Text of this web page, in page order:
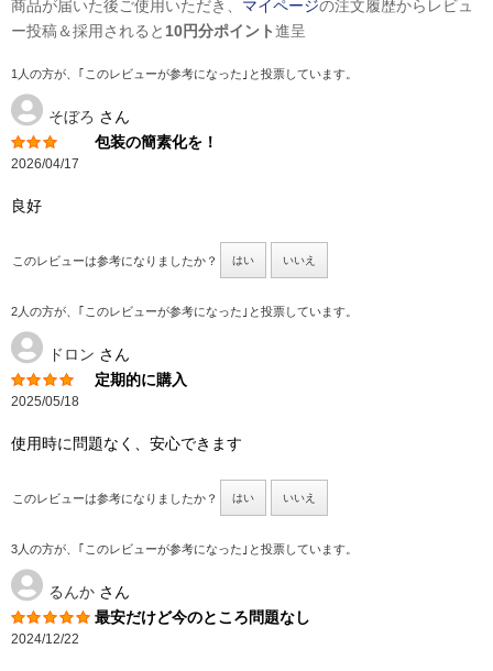
商品が届いた後ご使用いただき、 マイページの注文履歴からレビュ
ー投稿＆採用されると 10円分ポイント進呈
1人の方が、｢このレビューが参考になった｣と投票しています。
そぼろ さん
包装の簡素化を！
2026/04/17
良好
このレビューは参考になりましたか？ はい いいえ
2人の方が、｢このレビューが参考になった｣と投票しています。
ドロン さん
定期的に購入
2025/05/18
使用時に問題なく、安心できます
このレビューは参考になりましたか？ はい いいえ
3人の方が、｢このレビューが参考になった｣と投票しています。
るんか さん
最安だけど今のところ問題なし
2024/12/22